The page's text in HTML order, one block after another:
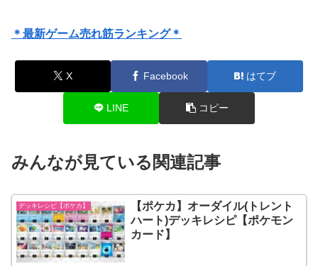
＊最新ゲーム売れ筋ランキング＊
X Facebook はてブ
LINE コピー
みんなが見ている関連記事
デッキレシピ【ポケカ】
【ポケカ】オーダイル(トレント
ハート)デッキレシピ【ポケモン
カード】